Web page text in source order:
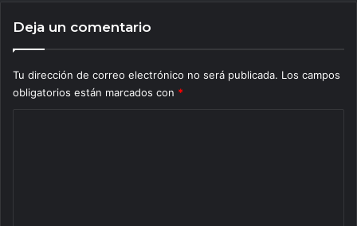
Deja un comentario
Tu dirección de correo electrónico no será publicada. Los campos
obligatorios están marcados con *